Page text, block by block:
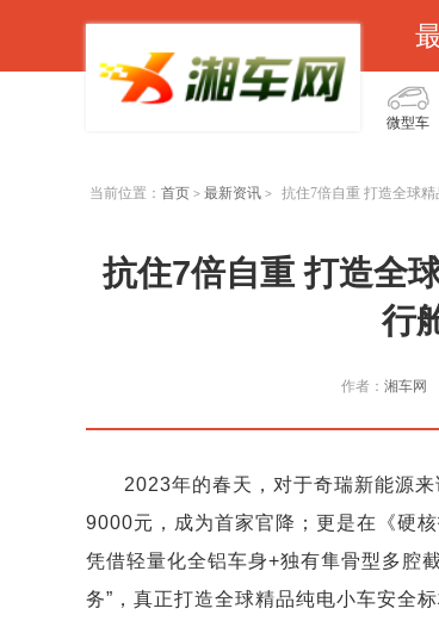
微型车
当前位置： 首页 > 最新资讯 > 抗住7倍自重 打造全球
抗住7倍自重 打造全
行
作者： 湘车网
2023年的春天，对于奇瑞新能源
9000元，成为首家官降；更是在《硬
凭借轻量化全铝车身+独有隼骨型多腔
务”，真正打造全球精品纯电小车安全